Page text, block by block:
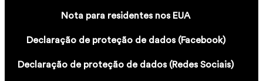
Nota para residentes nos EUA
Declaração de proteção de dados (Facebook)
Declaração de proteção de dados (Redes Sociais)